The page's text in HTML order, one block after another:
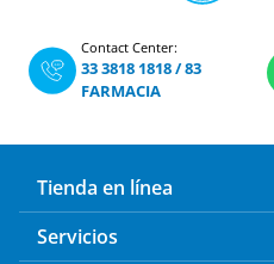
Contact Center:
33 3818 1818/83
FARMACIA
Tienda en línea
Servicios